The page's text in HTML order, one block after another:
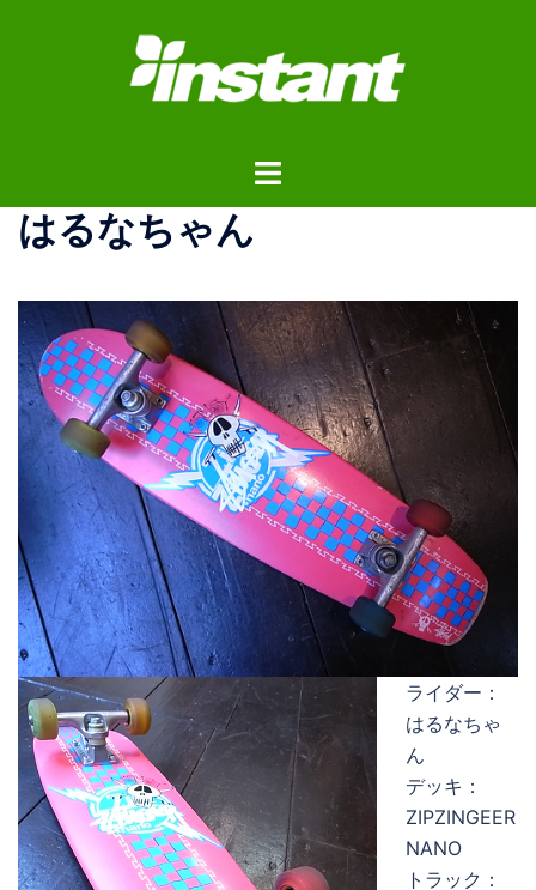
ス
ト
ュ
ー
はるなちゃん
ライダー：
はるなちゃ
ん
デッキ：
ZIPZINGEER
NANO
トラック：